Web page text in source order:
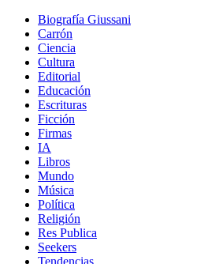
Biografía Giussani
Carrón
Ciencia
Cultura
Editorial
Educación
Escrituras
Ficción
Firmas
IA
Libros
Mundo
Música
Política
Religión
Res Publica
Seekers
Tendencias